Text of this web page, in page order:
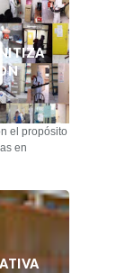
el propósito
en